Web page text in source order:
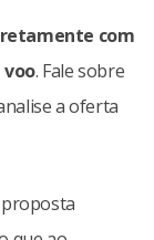
com
voo. Fale sobre
a oferta